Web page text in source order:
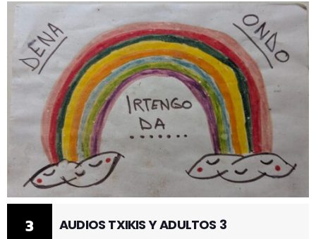
3 AUDIOS TXIKIS Y ADULTOS 3